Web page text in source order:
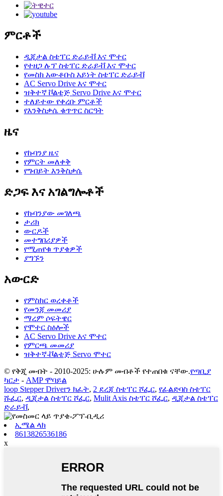
ምርቶች
ዲጂታል ስቴፐር ድራይቭ እና ሞተር
የተዘጋ ሉፕ ስቴፐር ድራይቭ እና ሞተር
የመስክ አውቶቡስ አይነት ስቴፐር ድራይቭ
AC Servo Drive እና ሞተር
ዝቅተኛ ቮልቴጅ Servo Drive እና ሞተር
ተለይተው የቀረቡ ምርቶች
የእንቅስቃሴ ቁጥጥር ስርዓት
ዜና
የኩባንያ ዜና
የምርት መለቀቅ
የግብይት እንቅስቃሴ
ድጋፍ እና አገልግሎቶች
የኩባንያው መገለጫ
ታሪክ
ውርዶች
መተግበሪያዎች
የሚጠየቁ ጥያቄዎች
ያግኙን
አውርድ
የምስክር ወረቀቶች
የመንጃ መመሪያ
ማረም ሶፍትዌር
የሞተር ስዕሎች
AC Servo Drive እና ሞተር
የምርጫ መመሪያ
ዝቅተኛ-ቮልቴጅ Servo ሞተር
© የቅጂ መብት - 2010-2025: ሁሉም መብቶች የተጠበቁ ናቸው.የጣቢያ
ካርታ - AMP ሞባይል
loop Stepper Driverን ክፈት, 2 ደረጃ ስቴፐር ሾፌር, የፊልድባስ ስቴፐር
ሹፌር, ዲጂታል ስቴፐር ሾፌር, Mulit Axis ስቴፐር ሾፌር, ዲጂታል ስቴፐር
ድራይቭ,
ኢሜል ላክ
8613826536186
x